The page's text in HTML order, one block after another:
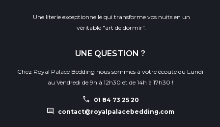
Une literie exceptionnelle qui transforme vos nuits en un
véritable "art de dormir".
UNE QUESTION ?
Chez Royal Palace Bedding nous sommes à votre écoute du Lundi
au Vendredi de 9h à 12h30 et de 14h à 17h30 !
call 01 84 73 25 20
comment contact@royalpalacebedding.com